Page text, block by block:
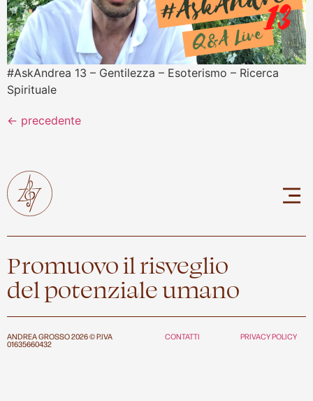
#AskAndrea 13 – Gentilezza – Esoterismo – Ricerca
Spirituale
← precedente
Promuovo il risveglio
del potenziale umano
ANDREA GROSSO 2026 © P.IVA
01635660432
CONTATTI PRIVACY POLICY